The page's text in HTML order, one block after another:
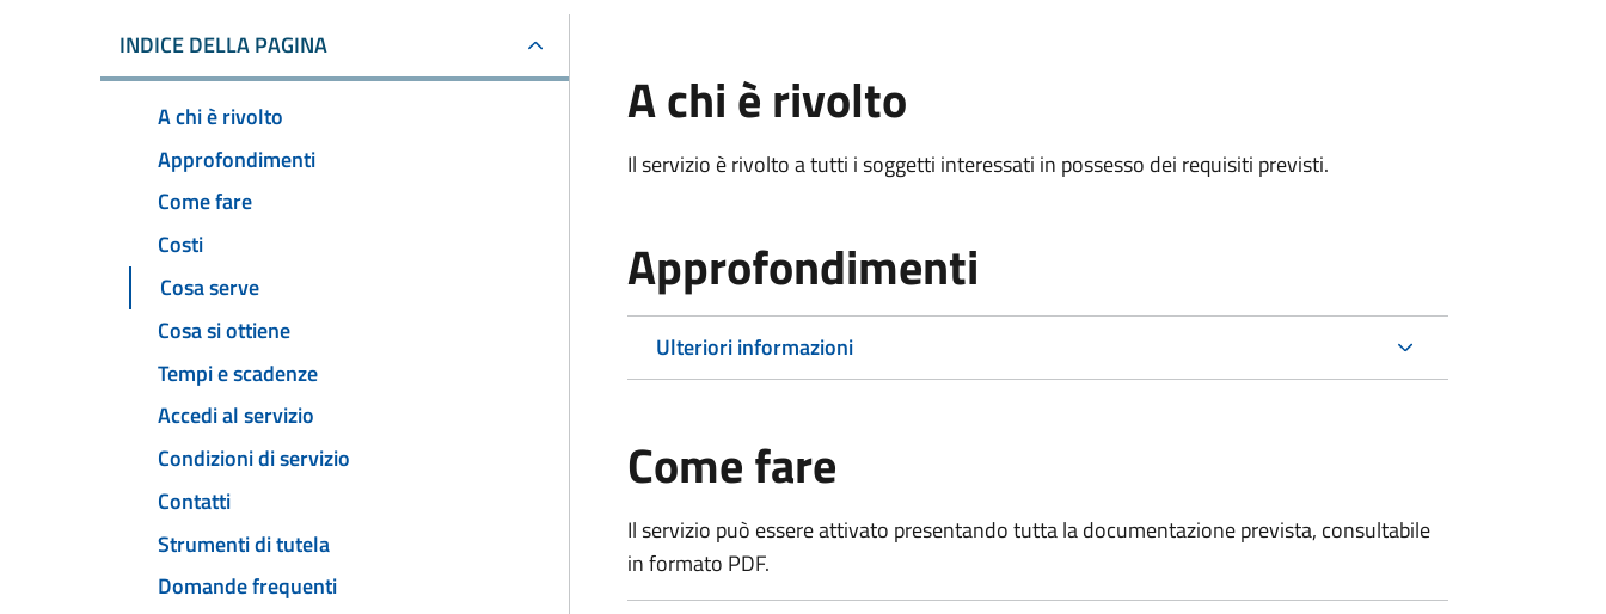
INDICE DELLA PAGINA
A chi è rivolto
Approfondimenti
Come fare
Costi
Cosa serve
Cosa si ottiene
Tempi e scadenze
Accedi al servizio
Condizioni di servizio
Contatti
Strumenti di tutela
Domande frequenti
A chi è rivolto
Il servizio è rivolto a tutti i soggetti interessati in possesso dei requisiti previsti.
Approfondimenti
Ulteriori informazioni
Come fare
Il servizio può essere attivato presentando tutta la documentazione prevista, consultabile
in formato PDF.